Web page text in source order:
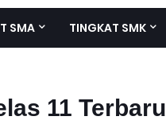
SMA TINGKAT SMK
11 Terbaru